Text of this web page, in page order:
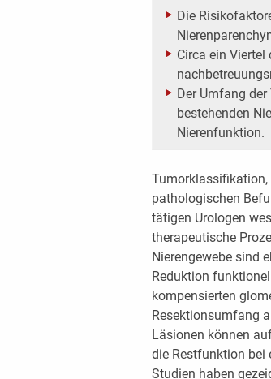
Die
Circa ein
Der Umfang
bestehenden
Nierenfunktion.
pathologischen
tätigen Urologen
therapeutische
Nierengewebe sind
Reduktion
kompensierten
Resektionsumfang
Läsionen können
die Restfunktion bei
Studien haben